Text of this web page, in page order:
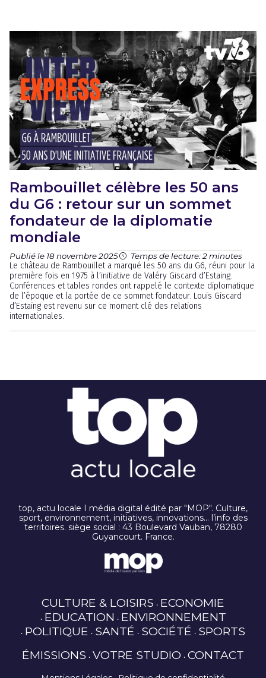
Rambouillet célèbre les 50 ans
du G6 : retour sur un sommet
fondateur de la diplomatie
mondiale
Publié le 18 novembre 2025 Temps de lecture: 2 minutes
Le château de Rambouillet a marqué les 50 ans du G6, réuni pour la
première fois en 1975 à l’initiative de Valéry Giscard d’Estaing.
Conférences et tables rondes ont rappelé le contexte diplomatique
de l’époque et la portée de ce sommet fondateur. Louis Giscard
d’Estaing est revenu sur ce moment clé des relations
internationales.
top, actu locale I média digital édité par "MOP". Culture,
sport, environnement, initiatives, innovations… l’info des
territoires. siège social : 43 Boulevard Vauban, 78280
Guyancourt. France.
CULTURE & LOISIRS ECONOMIE
EDUCATION ENVIRONNEMENT
POLITIQUE SANTÉ SOCIÉTÉ SPORTS
ÉMISSIONS VOTRE STUDIO CONTACT